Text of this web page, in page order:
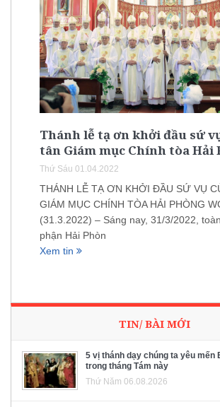
Thánh lễ tạ ơn khởi đầu sứ
tân Giám mục Chính tòa Hải
Thứ Sáu 01.04.2022
THÁNH LỄ TẠ ƠN KHỞI ĐẦU SỨ VỤ
GIÁM MỤC CHÍNH TÒA HẢI PHÒNG
(31.3.2022) – Sáng nay, 31/3/2022,
phận Hải Phòn
Xem tin
TIN/ BÀI MỚI
5 vị thánh dạy chúng ta yêu mến
trong tháng Tám này
Thứ Năm 06.08.2026